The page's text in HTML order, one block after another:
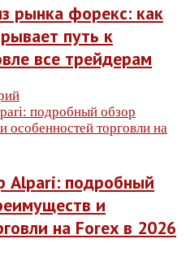
рынка форекс: как
путь к
все трейдерам
Alpari: подробный
и
на Forex в 2026